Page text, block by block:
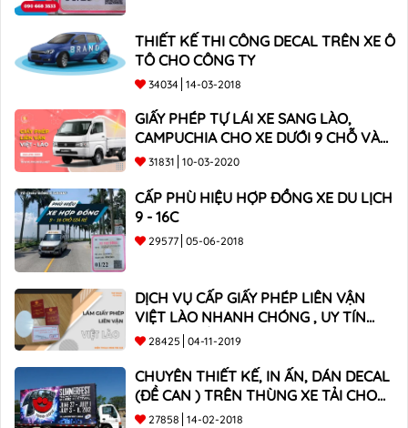
THIẾT KẾ THI CÔNG DECAL TRÊN XE Ô
TÔ CHO CÔNG TY
34034 14-03-2018
GIẤY PHÉP TỰ LÁI XE SANG LÀO,
CAMPUCHIA CHO XE DƯỚI 9 CHỖ VÀ
XE BÁN TẢI
31831 10-03-2020
CẤP PHÙ HIỆU HỢP ĐỒNG XE DU LỊCH
9 - 16C
29577 05-06-2018
DỊCH VỤ CẤP GIẤY PHÉP LIÊN VẬN
VIỆT LÀO NHANH CHÓNG , UY TÍN
TOÀN QUỐC
28425 04-11-2019
CHUYÊN THIẾT KẾ, IN ẤN, DÁN DECAL
(ĐỀ CAN ) TRÊN THÙNG XE TẢI CHO
CÔNG TY
27858 14-02-2018